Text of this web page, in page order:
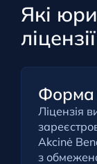
Які
Форма
Ліцензія
Akcinė
з